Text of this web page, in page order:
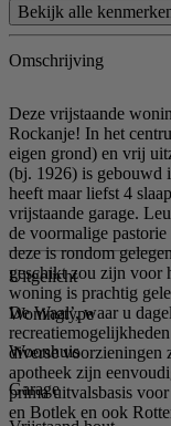
Bekijk alle
Omschrijving
Deze vrijstaande
Rockanje! In het
eigen grond) en vrij
(bj. 1926) is gebouwd
heeft maar liefst 4
vrijstaande garage.
de voormalige
deze is rondom
geschikt zou zijn voor
woning is prachtig
De Waal’, waar u
diverse voorzieningen
apotheek zijn
prima uitvalsbasis
en Botlek en ook
Uitgelicht
Woningtype
Woonhuis
Garage